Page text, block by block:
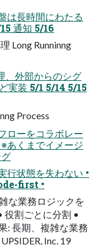
は長時間にわたる
通知 5/16
Long Runninng
外部からのシグ
実装 5/1 5/14 5/15
Process
ローをコラボレー
あくまでイメージ
状態を失わない •
first •
な業務ロジックを
割ごとに分割 •
: 長期、複雑な業務
Inc. 19